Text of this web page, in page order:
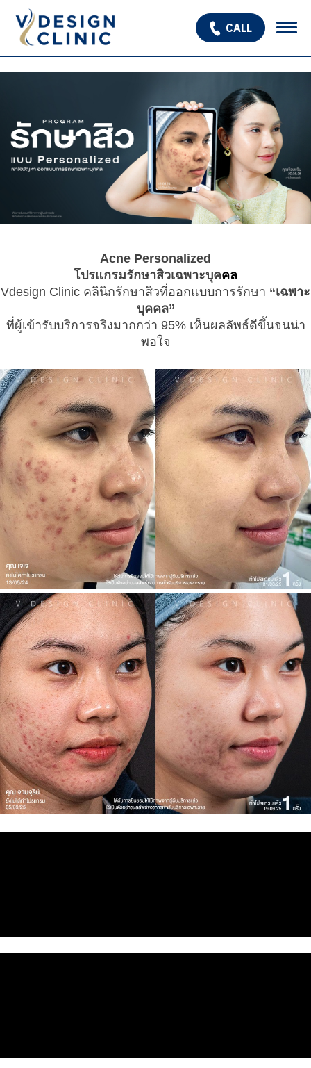
เกี่ยวกับเรา
OPEN SUBMENU
โปรแกรมรักษาหลุมสิว
รักษาผมร่วง ผมบาง
โปรโมชั่น
บทความ
ทีมแพทย์
CALL
Acne Personalized
โปรแกรมรักษาสิวเฉพาะบุคคล
Vdesign Clinic คลินิกรักษาสิวที่ออกแบบการรักษา “เฉพาะ
บุคคล”
ที่ผู้เข้ารับบริการจริงมากกว่า 95% เห็นผลลัพธ์ดีขึ้นจนน่า
พอใจ